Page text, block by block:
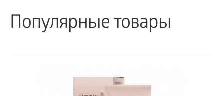
Популярные товары